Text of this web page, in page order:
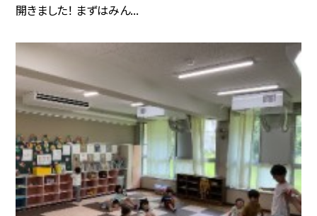
開きました！ まずはみん...